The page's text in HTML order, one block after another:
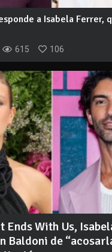
a Isabela Ferrer,
615 106
Ends With Us,
Baldoni de